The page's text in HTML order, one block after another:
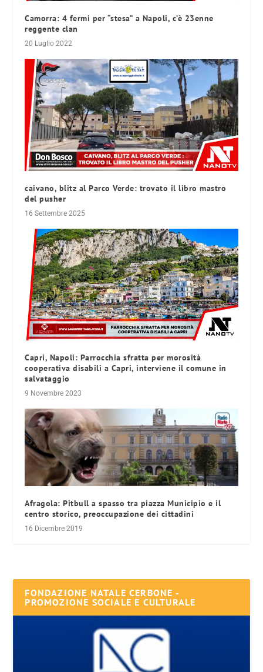
Camorra: 4 fermi per “stesa” a Napoli, c’è 23enne
reggente clan
20 Luglio 2022
caivano, blitz al Parco Verde: trovato il libro mastro
del pusher
16 Settembre 2025
Capri, Napoli: Parrocchia sfratta per morosità
cooperativa disabili a Capri, interviene il comune in
salvataggio
9 Novembre 2023
Afragola: Pitbull a spasso tra piazza Municipio e il
centro storico, preoccupazione dei cittadini
16 Dicembre 2019
FONDAZIONE NATALE CERBONE -
PROMOZIONE SOCIALE E CULTURALE